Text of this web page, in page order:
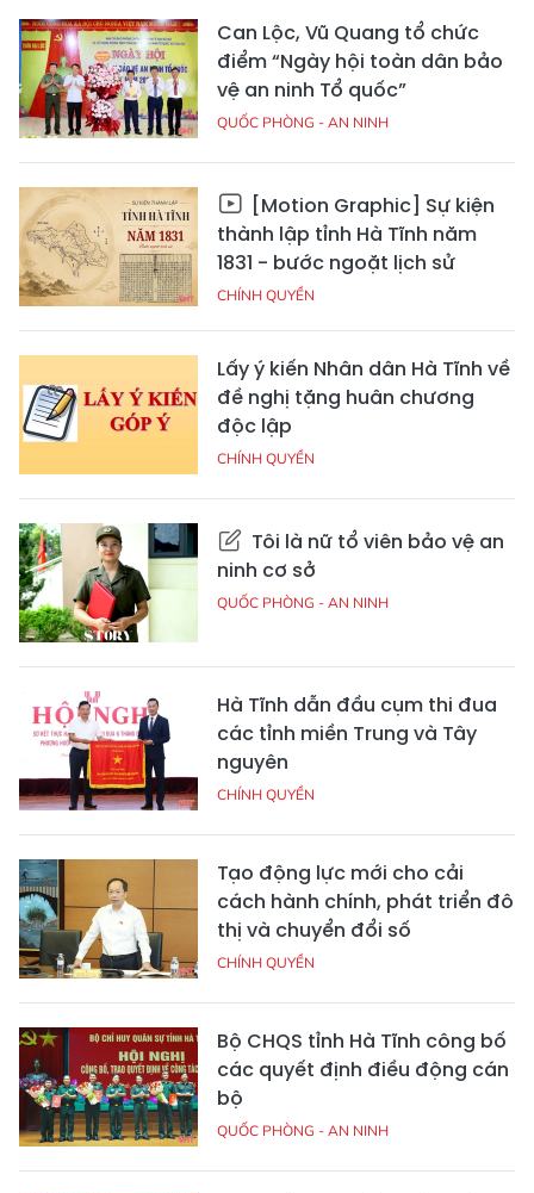
Can Lộc, Vũ Quang tổ chức
điểm “Ngày hội toàn dân bảo
vệ an ninh Tổ quốc”
QUỐC PHÒNG - AN NINH
[Motion Graphic] Sự kiện
thành lập tỉnh Hà Tĩnh năm
1831 - bước ngoặt lịch sử
CHÍNH QUYỀN
Lấy ý kiến Nhân dân Hà Tĩnh về
đề nghị tặng huân chương
độc lập
CHÍNH QUYỀN
Tôi là nữ tổ viên bảo vệ an
ninh cơ sở
QUỐC PHÒNG - AN NINH
Hà Tĩnh dẫn đầu cụm thi đua
các tỉnh miền Trung và Tây
nguyên
CHÍNH QUYỀN
Tạo động lực mới cho cải
cách hành chính, phát triển đô
thị và chuyển đổi số
CHÍNH QUYỀN
Bộ CHQS tỉnh Hà Tĩnh công bố
các quyết định điều động cán
bộ
QUỐC PHÒNG - AN NINH